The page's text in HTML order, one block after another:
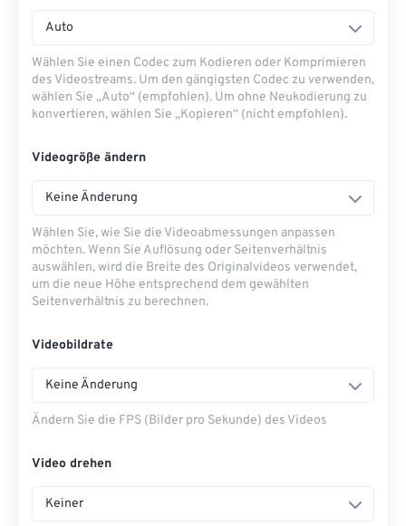
Auto
Wählen Sie einen Codec zum Kodieren oder Komprimieren
des Videostreams. Um den gängigsten Codec zu verwenden,
wählen Sie „Auto“ (empfohlen). Um ohne Neukodierung zu
konvertieren, wählen Sie „Kopieren“ (nicht empfohlen).
Videogröße ändern
Keine Änderung
Wählen Sie, wie Sie die Videoabmessungen anpassen
möchten. Wenn Sie Auflösung oder Seitenverhältnis
auswählen, wird die Breite des Originalvideos verwendet,
um die neue Höhe entsprechend dem gewählten
Seitenverhältnis zu berechnen.
Videobildrate
Keine Änderung
Ändern Sie die FPS (Bilder pro Sekunde) des Videos
Video drehen
Keiner